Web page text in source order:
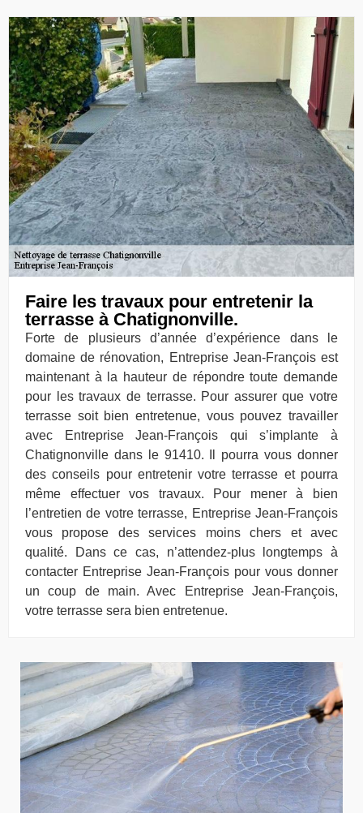
Faire les travaux pour entretenir la
terrasse à Chatignonville.
Forte de plusieurs d’année d’expérience dans le
domaine de rénovation, Entreprise Jean-François est
maintenant à la hauteur de répondre toute demande
pour les travaux de terrasse. Pour assurer que votre
terrasse soit bien entretenue, vous pouvez travailler
avec Entreprise Jean-François qui s’implante à
Chatignonville dans le 91410. Il pourra vous donner
des conseils pour entretenir votre terrasse et pourra
même effectuer vos travaux. Pour mener à bien
l’entretien de votre terrasse, Entreprise Jean-François
vous propose des services moins chers et avec
qualité. Dans ce cas, n’attendez-plus longtemps à
contacter Entreprise Jean-François pour vous donner
un coup de main. Avec Entreprise Jean-François,
votre terrasse sera bien entretenue.